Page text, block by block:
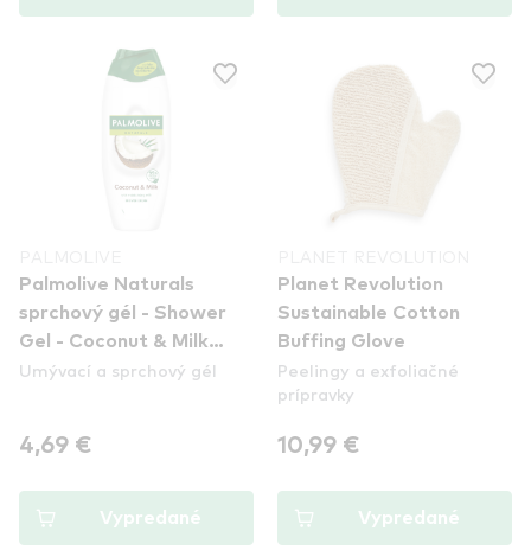
Palmolive Naturals
sprchový gél - Shower
Gel - Coconut & Milk
(500ml)
Umývací a sprchový gél
4,69 €
Vypredané
Planet Revolution
Sustainable Cotton
Buffing Glove
Peelingy a exfoliačné
prípravky
10,99 €
Vypredané